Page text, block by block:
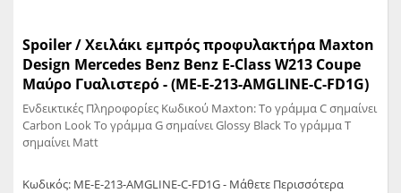
Spoiler / Χειλάκι εμπρός προφυλακτήρα Maxton
Design Mercedes Benz Benz E-Class W213 Coupe
Μαύρο Γυαλιστερό - (ME-E-213-AMGLINE-C-FD1G)
Ενδεικτικές Πληροφορίες Κωδικού Maxton: Το γράμμα C σημαίνει
Carbon Look Το γράμμα G σημαίνει Glossy Black Το γράμμα T
σημαίνει Matt
Κωδικός: ME-E-213-AMGLINE-C-FD1G - Μάθετε Περισσότερα